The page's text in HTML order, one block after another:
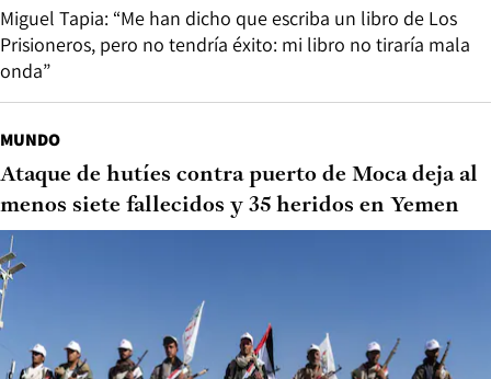
Miguel Tapia: “Me han dicho que escriba un libro de Los
Prisioneros, pero no tendría éxito: mi libro no tiraría mala
onda”
MUNDO
Ataque de hutíes contra puerto de Moca deja al
menos siete fallecidos y 35 heridos en Yemen